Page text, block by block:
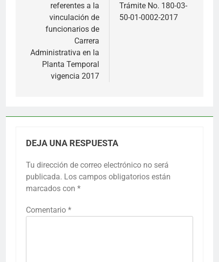
entradas
referentes a la
vinculación de
funcionarios de
Carrera
Administrativa en la
Planta Temporal
vigencia 2017
Trámite No. 180-03-
50-01-0002-2017
DEJA UNA RESPUESTA
Tu dirección de correo electrónico no será
publicada. Los campos obligatorios están
marcados con *
Comentario *